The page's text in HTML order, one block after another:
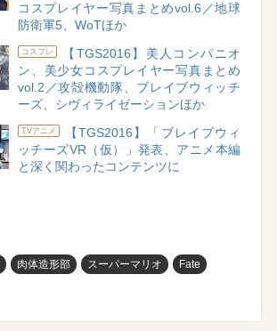
コスプレイヤー写真まとめvol.6／地球
防衛軍5、WoTほか
コスプレ
【TGS2016】美人コンパニオ
ン、美少女コスプレイヤー写真まとめ
vol.2／攻殻機動隊、ブレイブウィッチ
ーズ、シヴィライゼーションほか
TVアニメ
【TGS2016】「ブレイブウィ
ッチーズVR（仮）」発表、アニメ本編
と深く関わったコンテンツに
肉体造形部 スーパーマリオ Fate